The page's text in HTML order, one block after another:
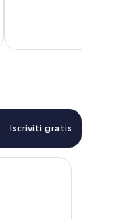
Iscriviti gratis